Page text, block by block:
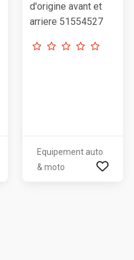
d'origine avant et
arriere 51554527
Equipement auto
& moto